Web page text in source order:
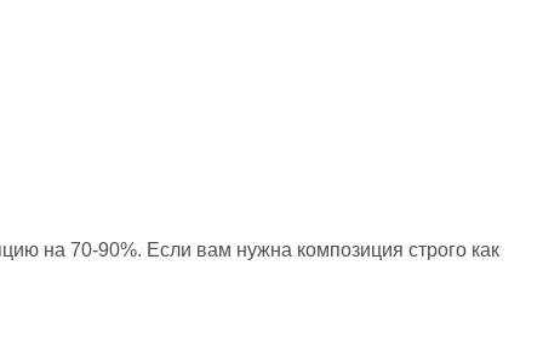
на 70-90%. Если вам нужна композиция строго как